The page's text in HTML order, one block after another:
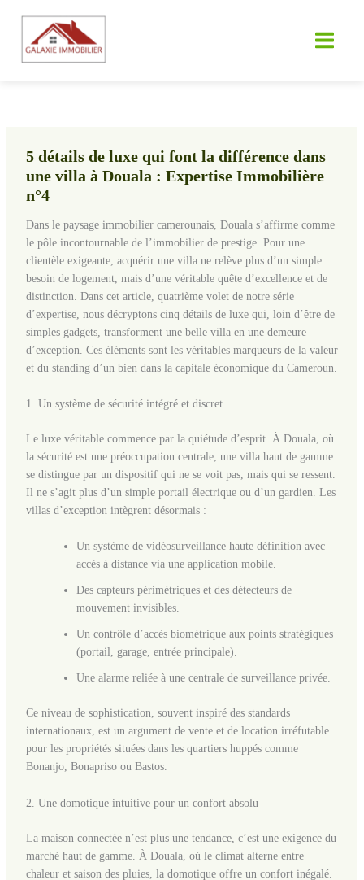
contenu
5 détails de luxe qui font la différence dans
une villa à Douala : Expertise Immobilière
n°4
Dans le paysage immobilier camerounais, Douala s’affirme comme
le pôle incontournable de l’immobilier de prestige. Pour une
clientèle exigeante, acquérir une villa ne relève plus d’un simple
besoin de logement, mais d’une véritable quête d’excellence et de
distinction. Dans cet article, quatrième volet de notre série
d’expertise, nous décryptons cinq détails de luxe qui, loin d’être de
simples gadgets, transforment une belle villa en une demeure
d’exception. Ces éléments sont les véritables marqueurs de la valeur
et du standing d’un bien dans la capitale économique du Cameroun.
1. Un système de sécurité intégré et discret
Le luxe véritable commence par la quiétude d’esprit. À Douala, où
la sécurité est une préoccupation centrale, une villa haut de gamme
se distingue par un dispositif qui ne se voit pas, mais qui se ressent.
Il ne s’agit plus d’un simple portail électrique ou d’un gardien. Les
villas d’exception intègrent désormais :
Un système de vidéosurveillance haute définition avec
accès à distance via une application mobile.
Des capteurs périmétriques et des détecteurs de
mouvement invisibles.
Un contrôle d’accès biométrique aux points stratégiques
(portail, garage, entrée principale).
Une alarme reliée à une centrale de surveillance privée.
Ce niveau de sophistication, souvent inspiré des standards
internationaux, est un argument de vente et de location irréfutable
pour les propriétés situées dans les quartiers huppés comme
Bonanjo, Bonapriso ou Bastos.
2. Une domotique intuitive pour un confort absolu
La maison connectée n’est plus une tendance, c’est une exigence du
marché haut de gamme. À Douala, où le climat alterne entre
chaleur et saison des pluies, la domotique offre un confort inégalé.